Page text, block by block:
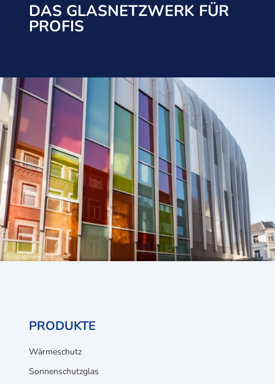
DAS GLASNETZWERK FÜR
PROFIS
PRODUKTE
Wärmeschutz
Sonnenschutzglas